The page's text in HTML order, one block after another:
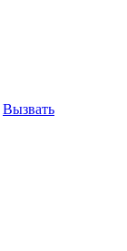
Вызвать